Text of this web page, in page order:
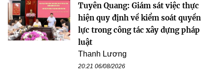
Tuyên Quang: Giám sát việc thực
hiện quy định về kiểm soát quyền
lực trong công tác xây dựng pháp
luật
Thanh Lương
20:21 06/08/2026